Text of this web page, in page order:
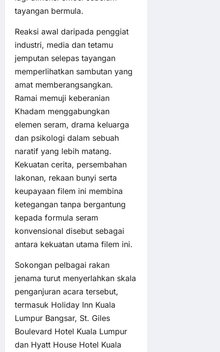
tayangan bermula.
Reaksi awal daripada penggiat
industri, media dan tetamu
jemputan selepas tayangan
memperlihatkan sambutan yang
amat memberangsangkan.
Ramai memuji keberanian
Khadam menggabungkan
elemen seram, drama keluarga
dan psikologi dalam sebuah
naratif yang lebih matang.
Kekuatan cerita, persembahan
lakonan, rekaan bunyi serta
keupayaan filem ini membina
ketegangan tanpa bergantung
kepada formula seram
konvensional disebut sebagai
antara kekuatan utama filem ini.
Sokongan pelbagai rakan
jenama turut menyerlahkan skala
penganjuran acara tersebut,
termasuk Holiday Inn Kuala
Lumpur Bangsar, St. Giles
Boulevard Hotel Kuala Lumpur
dan Hyatt House Hotel Kuala